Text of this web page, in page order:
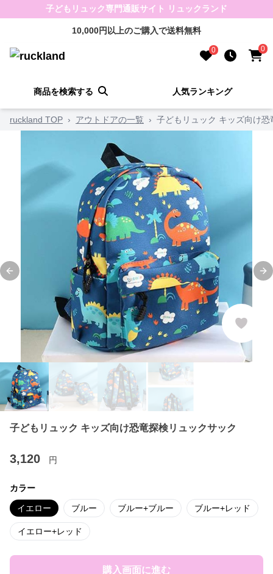
子どもリュック専門通販サイト リュックランド
10,000円以上のご購入で送料無料
0 0
商品を検索する 人気ランキング
ruckland TOP › アウトドアの一覧 › 子どもリュック キッズ向け
Previous slide
子どもリュック キッズ向け恐竜探検リュックサック
3,120 円
カラー
イエロー ブルー ブルー+ブルー ブルー+レッド
イエロー+レッド
購入画面に進む